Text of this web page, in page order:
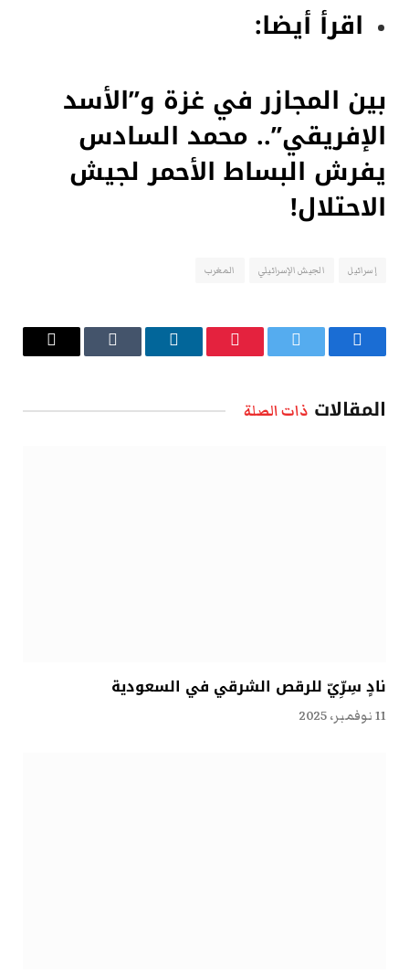
اقرأ أيضا:
بين المجازر في غزة و”الأسد
الإفريقي”.. محمد السادس
يفرش البساط الأحمر لجيش
الاحتلال!
إسرائيل الجيش الإسرائيلي المغرب
فيسبوك تويتر بينتيريستلينكدإن Tumblr
البريد
المقالات ذات الصلة
نادٍ سِرِّيّ للرقص الشرقي في السعودية
11 نوفمبر، 2025